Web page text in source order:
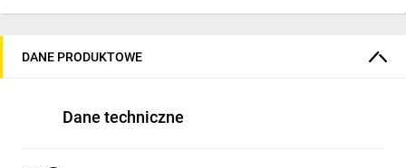
DANE PRODUKTOWE
Dane techniczne